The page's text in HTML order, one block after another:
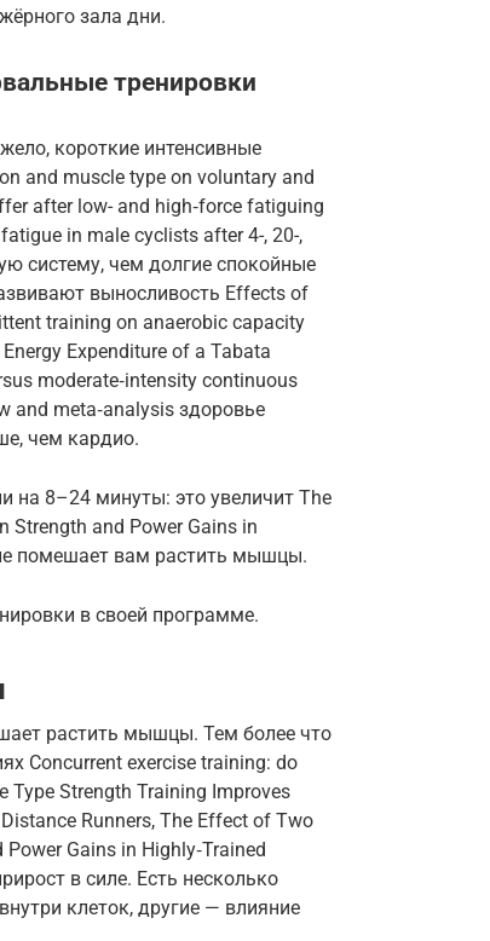
зала дни.
тренировки
короткие интенсивные
and muscle type on voluntary and
after low- and high‑force fatiguing
in male cyclists after 4-, 20-,
систему, чем долгие спокойные
выносливость Effects of
training on anaerobic capacity
Expenditure of a Tabata
moderate‑intensity continuous
and meta‑analysis здоровье
чем кардио.
на 8–24 минуты: это увеличит The
Strength and Power Gains in
помешает вам растить мышцы.
в своей программе.
растить мышцы. Тем более что
Concurrent exercise training: do
Type Strength Training Improves
Runners, The Effect of Two
Gains in Highly‑Trained
в силе. Есть несколько
клеток, другие — влияние